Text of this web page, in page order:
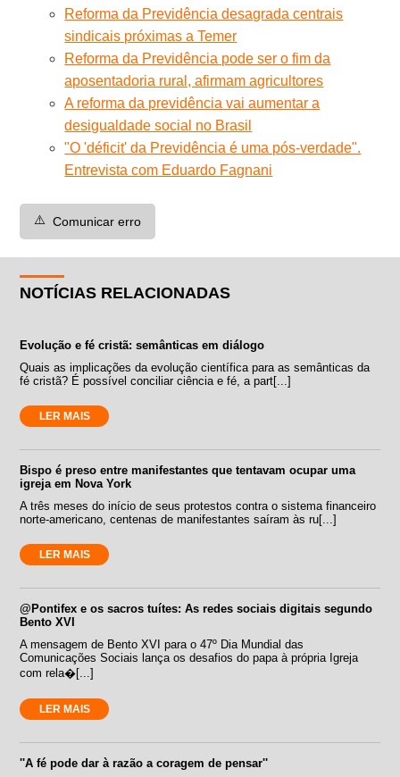
Reforma da Previdência desagrada centrais
sindicais próximas a Temer
Reforma da Previdência pode ser o fim da
aposentadoria rural, afirmam agricultores
A reforma da previdência vai aumentar a
desigualdade social no Brasil
"O 'déficit' da Previdência é uma pós-verdade".
Entrevista com Eduardo Fagnani
⚠️ Comunicar erro
NOTÍCIAS RELACIONADAS
Evolução e fé cristã: semânticas em diálogo
Quais as implicações da evolução científica para as semânticas da
fé cristã? É possível conciliar ciência e fé, a part[...]
LER MAIS
Bispo é preso entre manifestantes que tentavam ocupar uma
igreja em Nova York
A três meses do início de seus protestos contra o sistema financeiro
norte-americano, centenas de manifestantes saíram às ru[...]
LER MAIS
@Pontifex e os sacros tuítes: As redes sociais digitais segundo
Bento XVI
A mensagem de Bento XVI para o 47º Dia Mundial das
Comunicações Sociais lança os desafios do papa à própria Igreja
com rela�[...]
LER MAIS
''A fé pode dar à razão a coragem de pensar''